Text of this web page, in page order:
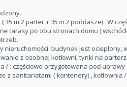
( 35 m 2 parter + 35 m 2 poddasze) . W
tarasy po obu stronach domu (
nieruchomości: budynek jest ocieplony,
z osobnej kotłowni, tynki na
/ : częściowo przygotowana pod
z sanitariatami ( kontenery) , kotłownia